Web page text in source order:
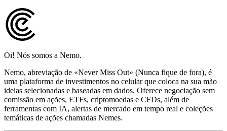
Oi! Nós somos a Nemo.
Nemo, abreviação de «Never Miss Out» (Nunca fique de fora), é
uma plataforma de investimentos no celular que coloca na sua mão
ideias selecionadas e baseadas em dados. Oferece negociação sem
comissão em ações, ETFs, criptomoedas e CFDs, além de
ferramentas com IA, alertas de mercado em tempo real e coleções
temáticas de ações chamadas Nemes.